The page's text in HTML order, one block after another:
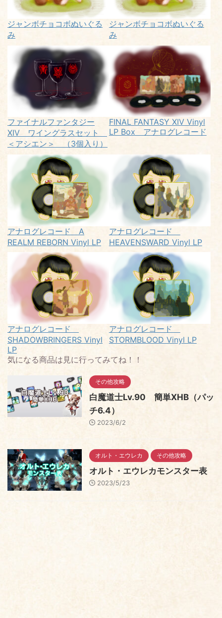
ジャンボチョコボぬいぐる
み
ジャンボチョコボぬいぐる
み
ファイナルファンタジー
XIV ワイングラスセット
＜アシエン＞ （3個入り）
FINAL FANTASY XIV Vinyl
LP Box アナログレコード
アナログレコード A
REALM REBORN Vinyl LP
アナログレコード
HEAVENSWARD Vinyl LP
アナログレコード
SHADOWBRINGERS Vinyl
LP
アナログレコード
STORMBLOOD Vinyl LP
気になる商品は見に行ってみてね！！
その他攻略
白魔道士Lv.90 簡単XHB（パッ
チ6.4）
2023/6/2
オルト・エウレカ その他攻略
オルト・エウレカモンスター表
2023/5/23